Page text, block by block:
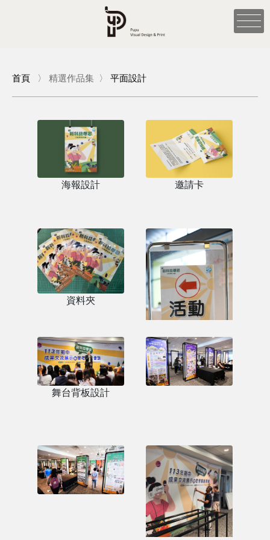
首頁 〉 精選作品集 〉 平面設計
海報設計 邀請卡
資料夾
舞台背板設計